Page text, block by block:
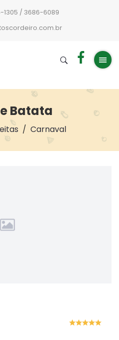
1305 / 3686-6089
Batata
Carnaval